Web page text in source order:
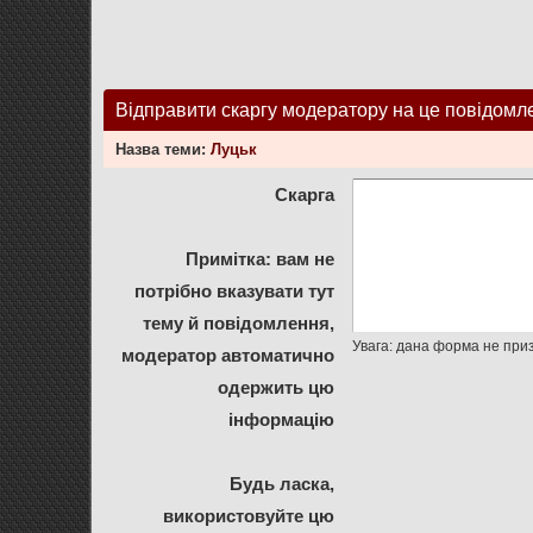
Відправити скаргу модератору на це
Назва теми:Луцьк
Скарга
Примітка: вам не
потрібно вказувати тут
тему й повідомлення,
модератор автоматично
одержить цю
інформацію
Будь ласка,
використовуйте цю